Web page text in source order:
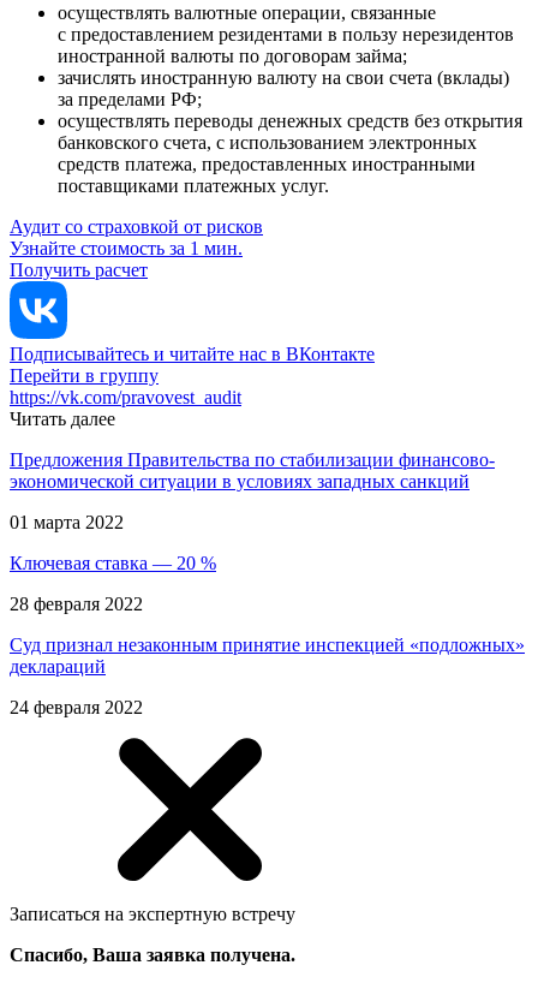
осуществлять валютные операции, связанные
с предоставлением резидентами в пользу нерезидентов
иностранной валюты по договорам займа;
зачислять иностранную валюту на свои счета (вклады)
за пределами РФ;
осуществлять переводы денежных средств без открытия
банковского счета, с использованием электронных
средств платежа, предоставленных иностранными
поставщиками платежных услуг.
Аудит со страховкой от рисков
Узнайте стоимость за 1 мин.
Получить расчет
Подписывайтесь и читайте нас в ВКонтакте
Перейти в группу
https://vk.com/pravovest_audit
Читать далее
Предложения Правительства по стабилизации финансово-
экономической ситуации в условиях западных санкций
01 марта 2022
Ключевая ставка — 20 %
28 февраля 2022
Суд признал незаконным принятие инспекцией «подложных»
деклараций
24 февраля 2022
Записаться на экспертную встречу
Спасибо, Ваша заявка получена.